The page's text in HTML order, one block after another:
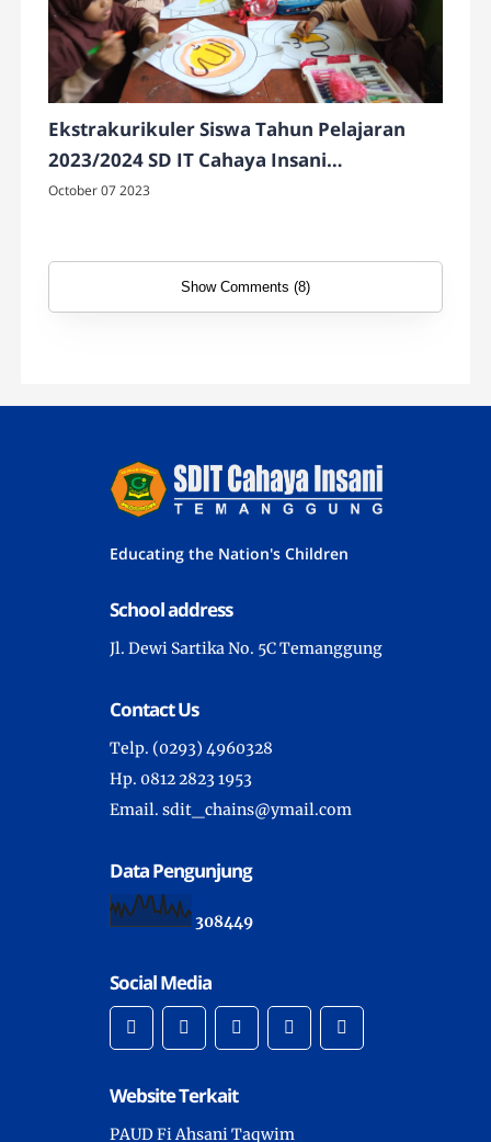
Ekstrakurikuler Siswa Tahun Pelajaran
2023/2024 SD IT Cahaya Insani
Temanggung
October 07 2023
Show Comments (8)
Educating the Nation's Children
School address
Jl. Dewi Sartika No. 5C Temanggung
Contact Us
Telp. (0293) 4960328
Hp. 0812 2823 1953
Email. sdit_chains@ymail.com
Data Pengunjung
308449
Social Media
Website Terkait
PAUD Fi Ahsani Taqwim